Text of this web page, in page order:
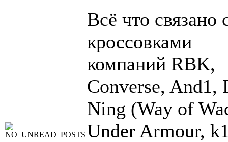
Всё что связано
кроссовками
компаний RBK,
Converse, And1,
Ning (Way of
Under Armour,